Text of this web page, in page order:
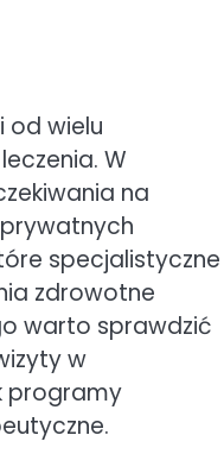
od wielu
W
na
specjalistyczne
zdrowotne
warto sprawdzić
w
programy